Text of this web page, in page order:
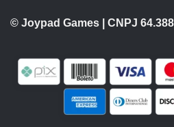
© Joypad Games | CNPJ